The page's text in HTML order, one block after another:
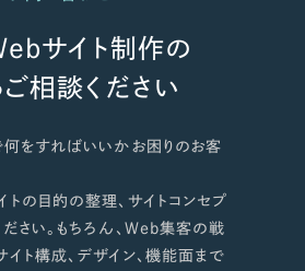
サイト制作の
相談ください
をすればいいかお困りのお客
の目的の整理、サイトコンセプ
さい。もちろん、Web集客の戦
ト構成、デザイン、機能面まで